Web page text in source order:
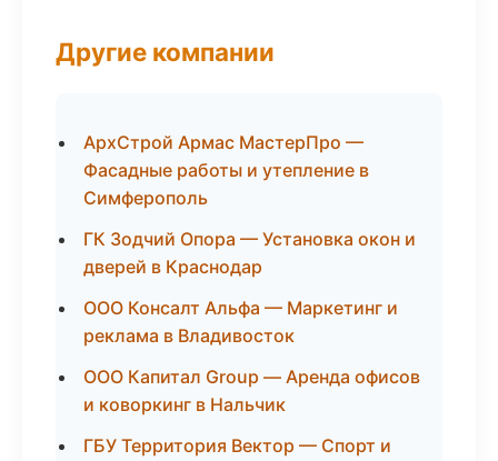
Другие компании
АрхСтрой Армас МастерПро —
Фасадные работы и утепление в
Симферополь
ГК Зодчий Опора — Установка окон и
дверей в Краснодар
ООО Консалт Альфа — Маркетинг и
реклама в Владивосток
ООО Капитал Group — Аренда офисов
и коворкинг в Нальчик
ГБУ Территория Вектор — Спорт и